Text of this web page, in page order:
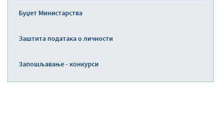
Буџет Министарства
Заштита података о личности
Запошљавање - конкурси